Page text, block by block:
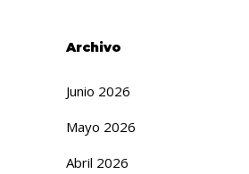
Archivo
Junio 2026
Mayo 2026
Abril 2026